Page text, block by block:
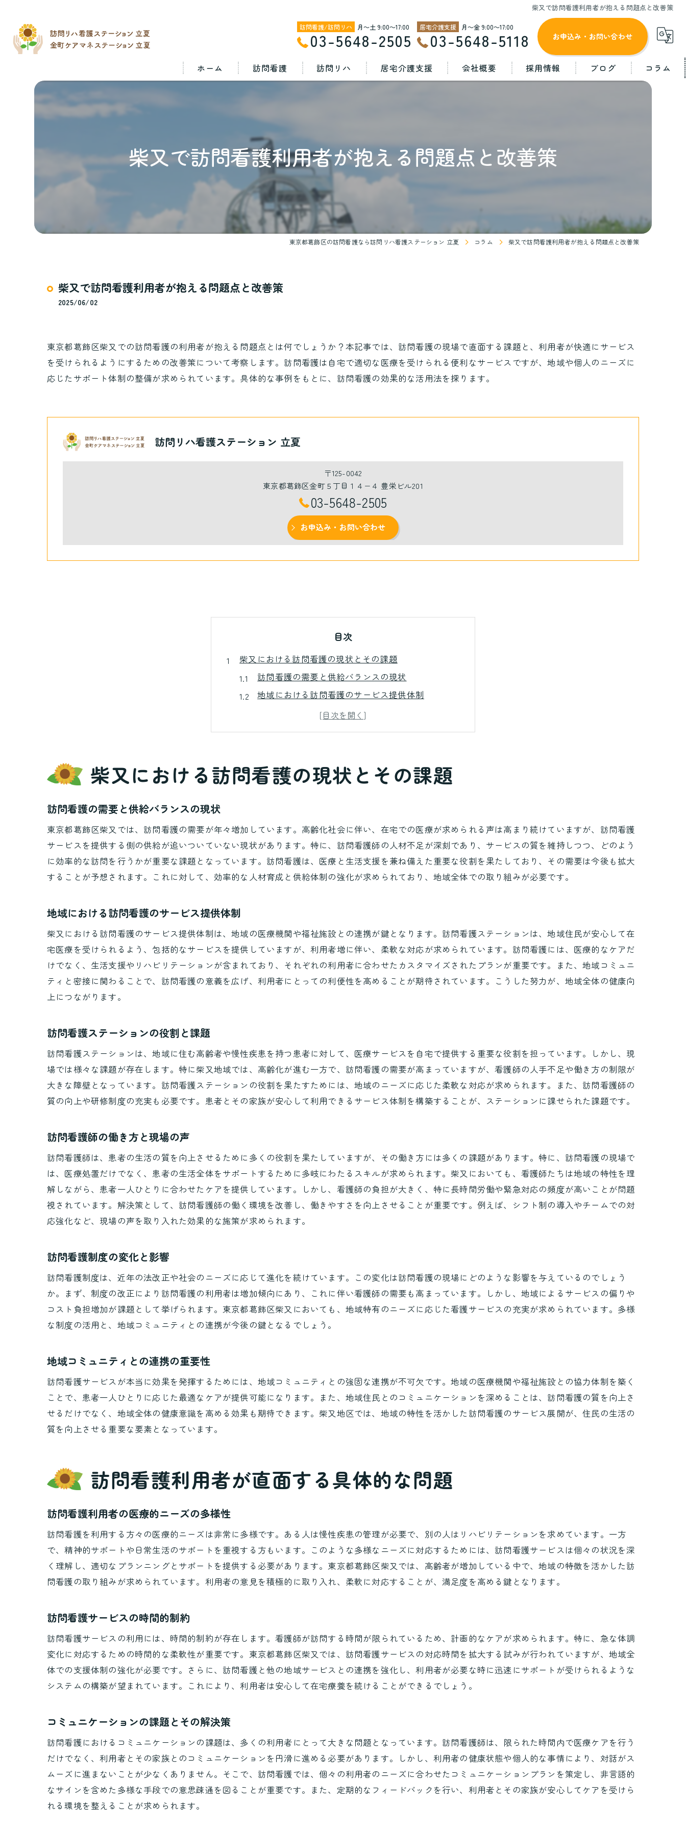
柴又で訪問看護利用者が抱える問題点と改善策
03-5648-2505
月～土 9:00～17:00
03-5648-5118
月～金 9:00～17:00
お申込み・お問い合わせ
ホーム 訪問看護
サービスを受けるには
利用料金
ケアマネさんへ
提供地域
訪問リハ
利用料金
ケアマネさんへ
提供地域
居宅介護支援
提供地域
会社概要
金町ケアマネステーション 立夏
採用情報 ブログ コラム
柴又で訪問看護利用者が抱える問題点と改善策
東京都葛飾区の訪問看護なら訪問リハ看護ステーション 立夏 コラム 柴又で訪問看護利用者が抱える問題点と改善策
柴又で訪問看護利用者が抱える問題点と改善策
2025/06/02
東京都葛飾区柴又での訪問看護の利用者が抱える問題点とは何でしょうか？本記事では、訪問看護の現場で直面する課題と、利用者が快適にサービス
を受けられるようにするための改善策について考察します。訪問看護は自宅で適切な医療を受けられる便利なサービスですが、地域や個人のニーズに
応じたサポート体制の整備が求められています。具体的な事例をもとに、訪問看護の効果的な活用法を探ります。
訪問リハ看護ステーション 立夏
〒125-0042
東京都葛飾区金町５丁目１４−４ 豊栄ビル201
03-5648-2505
お申込み・お問い合わせ
目次
柴又における訪問看護の現状とその課題
訪問看護の需要と供給バランスの現状
地域における訪問看護のサービス提供体制
訪問看護ステーションの役割と課題
訪問看護師の働き方と現場の声
地域コミュニティとの連携の重要性
訪問看護利用者が直面する具体的な問題
コミュニケーションの課題とその解決策
訪問看護の費用負担と支援制度の現状
訪問看護利用者の心理的負担
地域特有のニーズに応じた訪問看護の重要性
多文化共生社会における訪問看護の適応
地域特有の健康問題と訪問看護の必要性
地域医療との連携による包括的ケア
訪問看護師の研修とスキルアップ
テクノロジーの活用による効率化
訪問看護サービスの評価と改善プロセス
利用者のフィードバックを取り入れたサービス改善
効果的な訪問看護の活用事例を探る
在宅緩和ケアにおける訪問看護の役割
慢性疾患管理における訪問看護の重要性
訪問看護によるリハビリテーションの実践
訪問看護利用者の声から見るサービス改善のヒント
利用者の声から学ぶ訪問看護の課題
訪問看護の満足度向上に向けた取り組み
訪問看護の未来を考えるヒント
地域社会と連携した訪問看護の可能性
訪問看護と地域ボランティアの協力関係
訪問看護が利用者に与える安心感の秘訣
訪問看護師の専門性がもたらす安心感
訪問看護による精神的支援の重要性
継続的なケアが利用者に与える安心感
訪問看護が提供するセキュリティと安全性
柴又における訪問看護の現状とその課題
訪問看護の需要と供給バランスの現状
東京都葛飾区柴又では、訪問看護の需要が年々増加しています。高齢化社会に伴い、在宅での医療が求められる声は高まり続けていますが、訪問看護
サービスを提供する側の供給が追いついていない現状があります。特に、訪問看護師の人材不足が深刻であり、サービスの質を維持しつつ、どのよう
に効率的な訪問を行うかが重要な課題となっています。訪問看護は、医療と生活支援を兼ね備えた重要な役割を果たしており、その需要は今後も拡大
することが予想されます。これに対して、効率的な人材育成と供給体制の強化が求められており、地域全体での取り組みが必要です。
地域における訪問看護のサービス提供体制
柴又における訪問看護のサービス提供体制は、地域の医療機関や福祉施設との連携が鍵となります。訪問看護ステーションは、地域住民が安心して在
宅医療を受けられるよう、包括的なサービスを提供していますが、利用者増に伴い、柔軟な対応が求められています。訪問看護には、医療的なケアだ
けでなく、生活支援やリハビリテーションが含まれており、それぞれの利用者に合わせたカスタマイズされたプランが重要です。また、地域コミュニ
ティと密接に関わることで、訪問看護の意義を広げ、利用者にとっての利便性を高めることが期待されています。こうした努力が、地域全体の健康向
上につながります。
訪問看護ステーションの役割と課題
訪問看護ステーションは、地域に住む高齢者や慢性疾患を持つ患者に対して、医療サービスを自宅で提供する重要な役割を担っています。しかし、現
場では様々な課題が存在します。特に柴又地域では、高齢化が進む一方で、訪問看護の需要が高まっていますが、看護師の人手不足や働き方の制限が
大きな障壁となっています。訪問看護ステーションの役割を果たすためには、地域のニーズに応じた柔軟な対応が求められます。また、訪問看護師の
質の向上や研修制度の充実も必要です。患者とその家族が安心して利用できるサービス体制を構築することが、ステーションに課せられた課題です。
訪問看護師の働き方と現場の声
訪問看護師は、患者の生活の質を向上させるために多くの役割を果たしていますが、その働き方には多くの課題があります。特に、訪問看護の現場で
は、医療処置だけでなく、患者の生活全体をサポートするために多岐にわたるスキルが求められます。柴又においても、看護師たちは地域の特性を理
解しながら、患者一人ひとりに合わせたケアを提供しています。しかし、看護師の負担が大きく、特に長時間労働や緊急対応の頻度が高いことが問題
視されています。解決策として、訪問看護師の働く環境を改善し、働きやすさを向上させることが重要です。例えば、シフト制の導入やチームでの対
応強化など、現場の声を取り入れた効果的な施策が求められます。
訪問看護制度の変化と影響
訪問看護制度は、近年の法改正や社会のニーズに応じて進化を続けています。この変化は訪問看護の現場にどのような影響を与えているのでしょう
か。まず、制度の改正により訪問看護の利用者は増加傾向にあり、これに伴い看護師の需要も高まっています。しかし、地域によるサービスの偏りや
コスト負担増加が課題として挙げられます。東京都葛飾区柴又においても、地域特有のニーズに応じた看護サービスの充実が求められています。多様
な制度の活用と、地域コミュニティとの連携が今後の鍵となるでしょう。
地域コミュニティとの連携の重要性
訪問看護サービスが本当に効果を発揮するためには、地域コミュニティとの強固な連携が不可欠です。地域の医療機関や福祉施設との協力体制を築く
ことで、患者一人ひとりに応じた最適なケアが提供可能になります。また、地域住民とのコミュニケーションを深めることは、訪問看護の質を向上さ
せるだけでなく、地域全体の健康意識を高める効果も期待できます。柴又地区では、地域の特性を活かした訪問看護のサービス展開が、住民の生活の
質を向上させる重要な要素となっています。
訪問看護利用者が直面する具体的な問題
訪問看護利用者の医療的ニーズの多様性
訪問看護を利用する方々の医療的ニーズは非常に多様です。ある人は慢性疾患の管理が必要で、別の人はリハビリテーションを求めています。一方
で、精神的サポートや日常生活のサポートを重視する方もいます。このような多様なニーズに対応するためには、訪問看護サービスは個々の状況を深
く理解し、適切なプランニングとサポートを提供する必要があります。東京都葛飾区柴又では、高齢者が増加している中で、地域の特徴を活かした訪
問看護の取り組みが求められています。利用者の意見を積極的に取り入れ、柔軟に対応することが、満足度を高める鍵となります。
訪問看護サービスの時間的制約
訪問看護サービスの利用には、時間的制約が存在します。看護師が訪問する時間が限られているため、計画的なケアが求められます。特に、急な体調
変化に対応するための時間的な柔軟性が重要です。東京都葛飾区柴又では、訪問看護サービスの対応時間を拡大する試みが行われていますが、地域全
体での支援体制の強化が必要です。さらに、訪問看護と他の地域サービスとの連携を強化し、利用者が必要な時に迅速にサポートが受けられるような
システムの構築が望まれています。これにより、利用者は安心して在宅療養を続けることができるでしょう。
コミュニケーションの課題とその解決策
訪問看護におけるコミュニケーションの課題は、多くの利用者にとって大きな問題となっています。訪問看護師は、限られた時間内で医療ケアを行う
だけでなく、利用者とその家族とのコミュニケーションを円滑に進める必要があります。しかし、利用者の健康状態や個人的な事情により、対話がス
ムーズに進まないことが少なくありません。そこで、訪問看護では、個々の利用者のニーズに合わせたコミュニケーションプランを策定し、非言語的
なサインを含めた多様な手段での意思疎通を図ることが重要です。また、定期的なフィードバックを行い、利用者とその家族が安心してケアを受けら
れる環境を整えることが求められます。